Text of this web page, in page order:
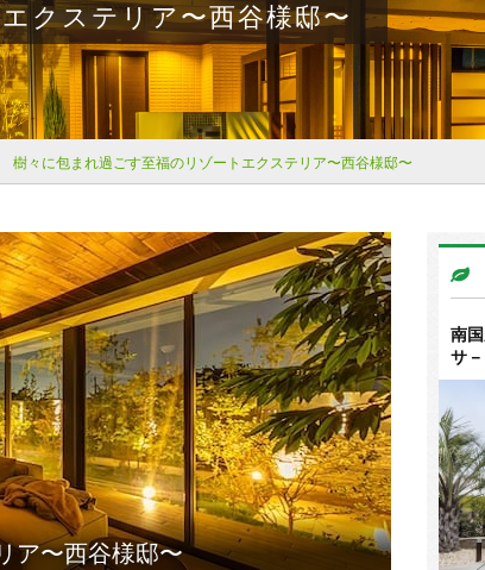
クステリア〜西谷様邸〜
樹々に包まれ過ごす至福のリゾートエクステリア〜西谷様邸〜
ア〜西谷様邸〜
南
サ